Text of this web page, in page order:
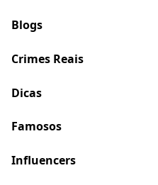
Blogs
Crimes Reais
Dicas
Famosos
Influencers